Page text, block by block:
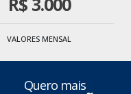
VALORES MENSAL
Quero mais